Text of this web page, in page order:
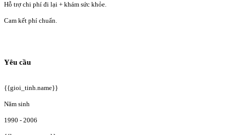
Hỗ trợ chi phí đi lại + khám sức khỏe.
Cam kết phí chuẩn.
Yêu cầu
{{gioi_tinh.name}}
Năm sinh
1990 - 2006